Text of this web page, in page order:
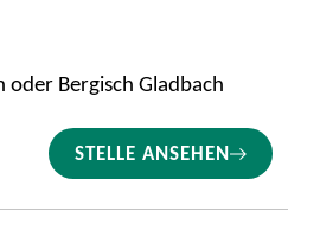
oder Bergisch Gladbach
STELLE ANSEHEN